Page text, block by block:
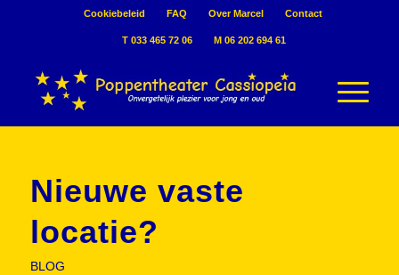
Cookiebeleid FAQ Over Marcel Contact
T 033 465 72 06 M 06 202 694 61
Nieuwe vaste
locatie?
BLOG